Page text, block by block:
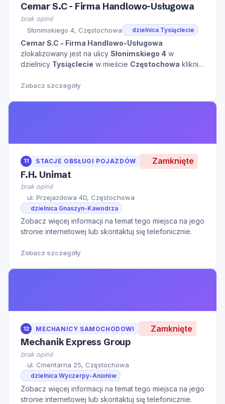
Cemar S.C - Firma Handlowo-Usługowa
brak opinii
Słonimskiego 4, Częstochowa
dzielnica Tysiąclecie
Cemar S.C - Firma Handlowo-Usługowa
zlokalizowany jest na ulicy Słonimskiego 4 w
dzielnicy Tysiąclecie w mieście Częstochowa kliknij
Zobacz szczegóły
11 STACJE OBSŁUGI POJAZDÓW Zamknięte
F.H. Unimat
brak opinii
ul. Przejazdowa 4D, Częstochowa
dzielnica Gnaszyn-Kawodrza
Zobacz więcej informacji na temat tego miejsca na jego
stronie internetowej lub skontaktuj się telefonicznie.
Zobacz szczegóły
12 MECHANICY SAMOCHODOWI Zamknięte
Mechanik Express Group
brak opinii
ul. Cmentarna 25, Częstochowa
dzielnica Wyczerpy-Aniołów
Zobacz więcej informacji na temat tego miejsca na jego
stronie internetowej lub skontaktuj się telefonicznie.